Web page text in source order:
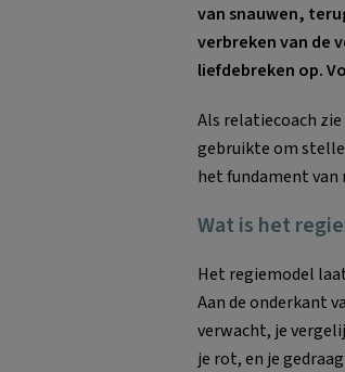
van snauwen,
verbreken van de
liefdebreken op.
Als relatiecoach
gebruikte om
het fundament van
Wat is het
Het regiemodel
Aan de onderkant
verwacht, je
je rot, en je